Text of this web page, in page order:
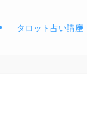
タロット占い講座